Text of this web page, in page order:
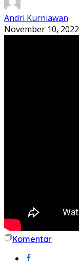
Andri Kurniawan
November 10, 2022
Komentar